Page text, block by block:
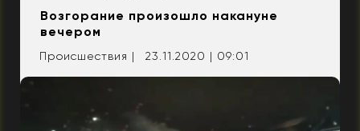
Возгорание произошло накануне
вечером
Происшествия | 23.11.2020 | 09:01